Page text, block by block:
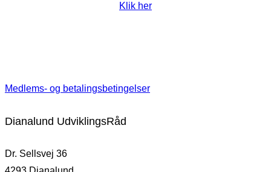
Klik her
Medlems- og betalingsbetingelser
Dianalund UdviklingsRåd
Dr. Sellsvej 36